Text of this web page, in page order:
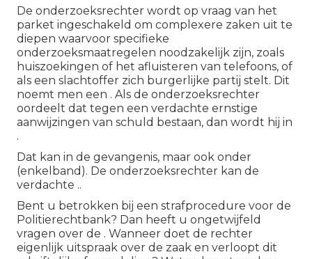
De onderzoeksrechter wordt op vraag van het
parket ingeschakeld om complexere zaken uit te
diepen waarvoor specifieke
onderzoeksmaatregelen noodzakelijk zijn, zoals
huiszoekingen of het afluisteren van telefoons, of
als een slachtoffer zich burgerlijke partij stelt. Dit
noemt men een . Als de onderzoeksrechter
oordeelt dat tegen een verdachte ernstige
aanwijzingen van schuld bestaan, dan wordt hij in
.
Dat kan in de gevangenis, maar ook onder
(enkelband). De onderzoeksrechter kan de
verdachte ..
Bent u betrokken bij een strafprocedure voor de
Politierechtbank? Dan heeft u ongetwijfeld
vragen over de . Wanneer doet de rechter
eigenlijk uitspraak over de zaak en verloopt dit